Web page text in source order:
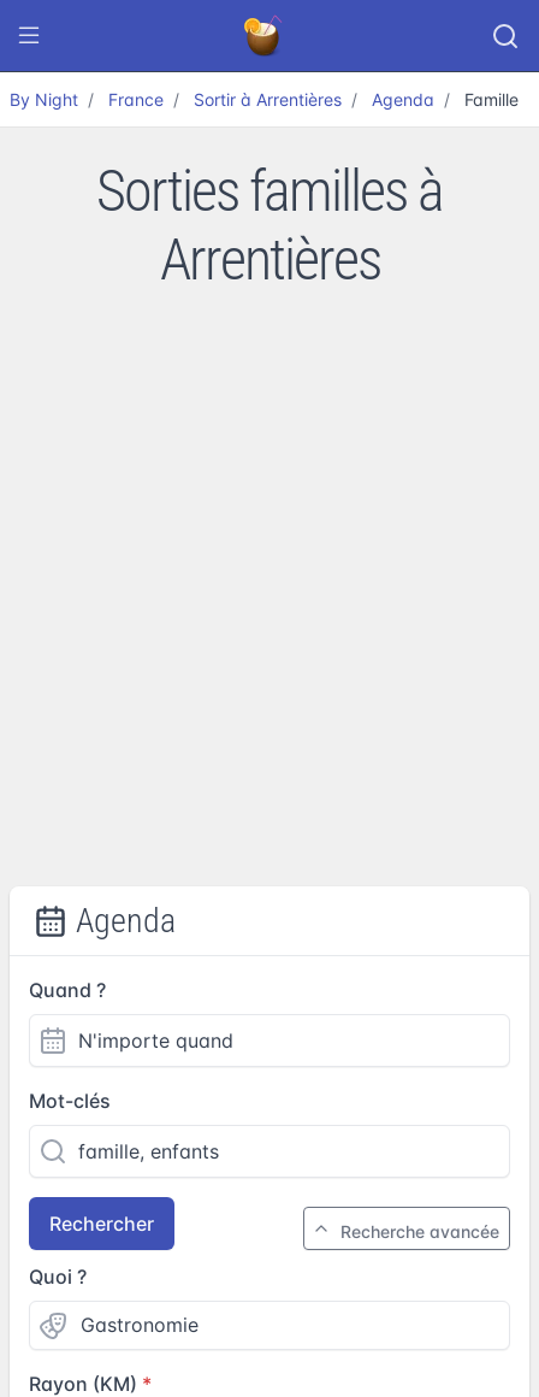
By Night France Sortir à Arrentières Agenda Famille
Sorties familles à
Arrentières
Agenda
Quand ?
Mot-clés
Rechercher Recherche avancée
Quoi ?
Rayon (KM)